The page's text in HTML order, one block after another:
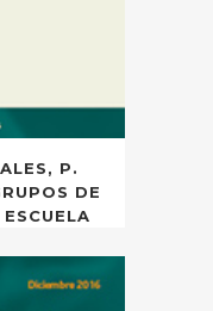
P.
DE